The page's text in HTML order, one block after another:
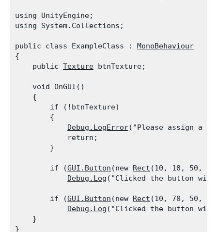
using UnityEngine;
using System.Collections;
public class ExampleClass : MonoBehaviour
{
    public
Texture btnTexture;
    void OnGUI()
    {
        if (!btnTexture)
        {
Debug.LogError("Please assign a
            return;
        }
        if (
GUI.Button (new Rect (10, 10, 50,
Debug.Log ("Clicked the button
        if (
GUI.Button (new Rect (10, 70, 50,
Debug.Log ("Clicked the button
    }